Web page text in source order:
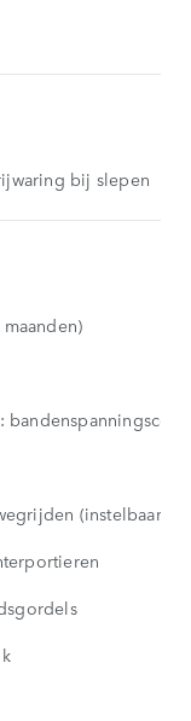
bij slepen
(instelbaar)